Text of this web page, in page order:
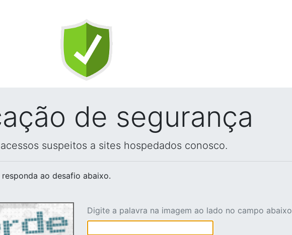
de segurança
suspeitos a sites hospedados conosco.
responda ao desafio abaixo.
Digite a palavra na imagem ao lado no campo abaixo